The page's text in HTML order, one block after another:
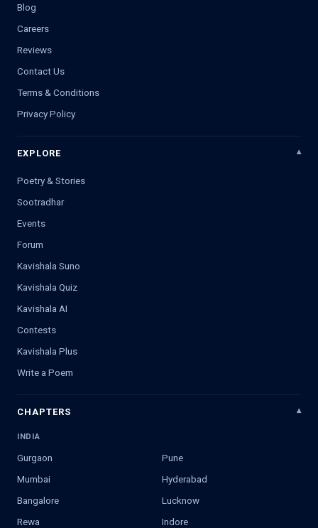
Blog
Careers
Reviews
Contact Us
Terms & Conditions
Privacy Policy
EXPLORE
Poetry & Stories
Sootradhar
Events
Forum
Kavishala Suno
Kavishala Quiz
Kavishala AI
Contests
Kavishala Plus
Write a Poem
CHAPTERS
INDIA
Gurgaon
Pune
Mumbai
Hyderabad
Bangalore
Lucknow
Rewa
Indore